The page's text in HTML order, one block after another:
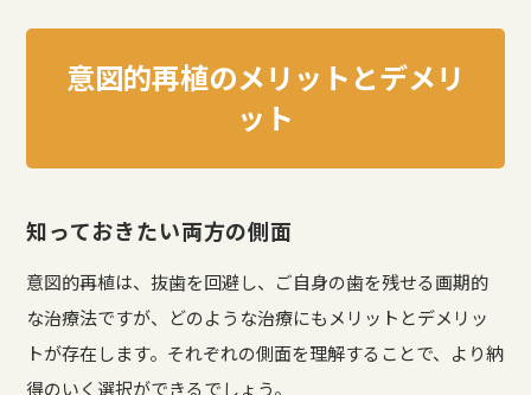
意図的再植のメリットとデメリ
ット
知っておきたい両方の側面
意図的再植は、抜歯を回避し、ご自身の歯を残せる画期的
な治療法ですが、どのような治療にもメリットとデメリッ
トが存在します。それぞれの側面を理解することで、より納
得のいく選択ができるでしょう。